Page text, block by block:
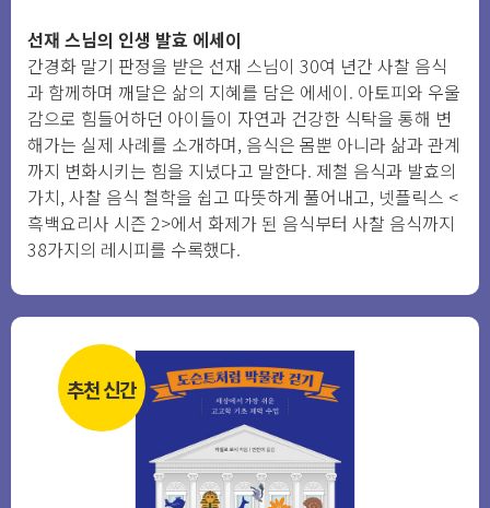
선재 스님의 인생 발효 에세이
간경화 말기 판정을 받은 선재 스님이 30여 년간 사찰 음식
과 함께하며 깨달은 삶의 지혜를 담은 에세이. 아토피와 우울
감으로 힘들어하던 아이들이 자연과 건강한 식탁을 통해 변
해가는 실제 사례를 소개하며, 음식은 몸뿐 아니라 삶과 관계
까지 변화시키는 힘을 지녔다고 말한다. 제철 음식과 발효의
가치, 사찰 음식 철학을 쉽고 따뜻하게 풀어내고, 넷플릭스 <
흑백요리사 시즌 2>에서 화제가 된 음식부터 사찰 음식까지
38가지의 레시피를 수록했다.
추천 신간